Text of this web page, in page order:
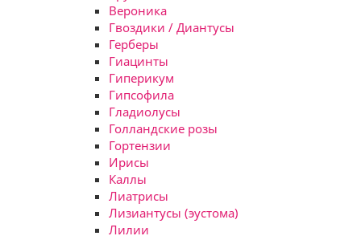
Вероника
Гвоздики / Диантусы
Герберы
Гиацинты
Гиперикум
Гипсофила
Гладиолусы
Голландские розы
Гортензии
Ирисы
Каллы
Лиатрисы
Лизиантусы (эустома)
Лилии